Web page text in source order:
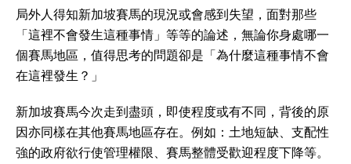
局外人得知新加坡賽馬的現況或會感到失望，面對那些
「這裡不會發生這種事情」等等的論述，無論你身處哪一
個賽馬地區，值得思考的問題卻是「為什麼這種事情不會
在這裡發生？」
新加坡賽馬今次走到盡頭，即使程度或有不同，背後的原
因亦同樣在其他賽馬地區存在。例如：土地短缺、支配性
強的政府欲行使管理權限、賽馬整體受歡迎程度下降等。